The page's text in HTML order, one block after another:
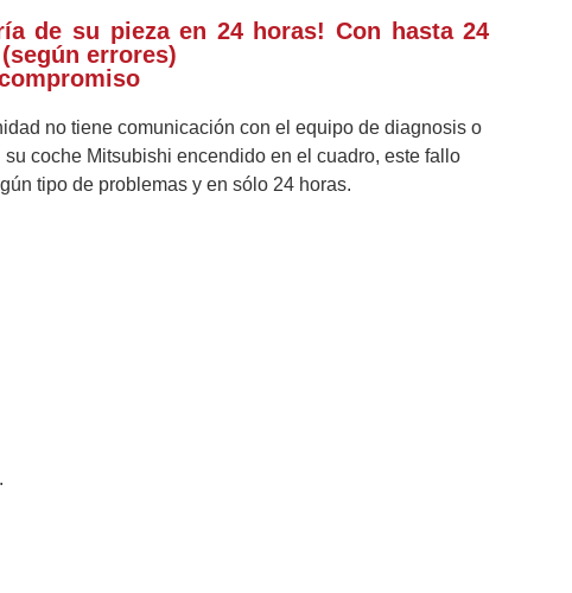
de su pieza en 24 horas! Con hasta 24
errores)
no tiene comunicación con el equipo de diagnosis o
coche Mitsubishi encendido en el cuadro, este fallo
tipo de problemas y en sólo 24 horas.